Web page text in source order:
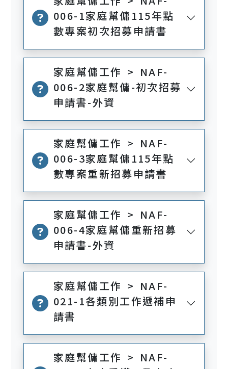
006-1家庭幫傭115年點
數專案初次招募申請書
家庭幫傭工作 > NAF-
006-2家庭幫傭-初次招募
申請書-外資
家庭幫傭工作 > NAF-
006-3家庭幫傭115年點
數專案重新招募申請書
家庭幫傭工作 > NAF-
006-4家庭幫傭重新招募
申請書-外資
家庭幫傭工作 > NAF-
021-1各類別工作遞補申
請書
家庭幫傭工作 > NAF-